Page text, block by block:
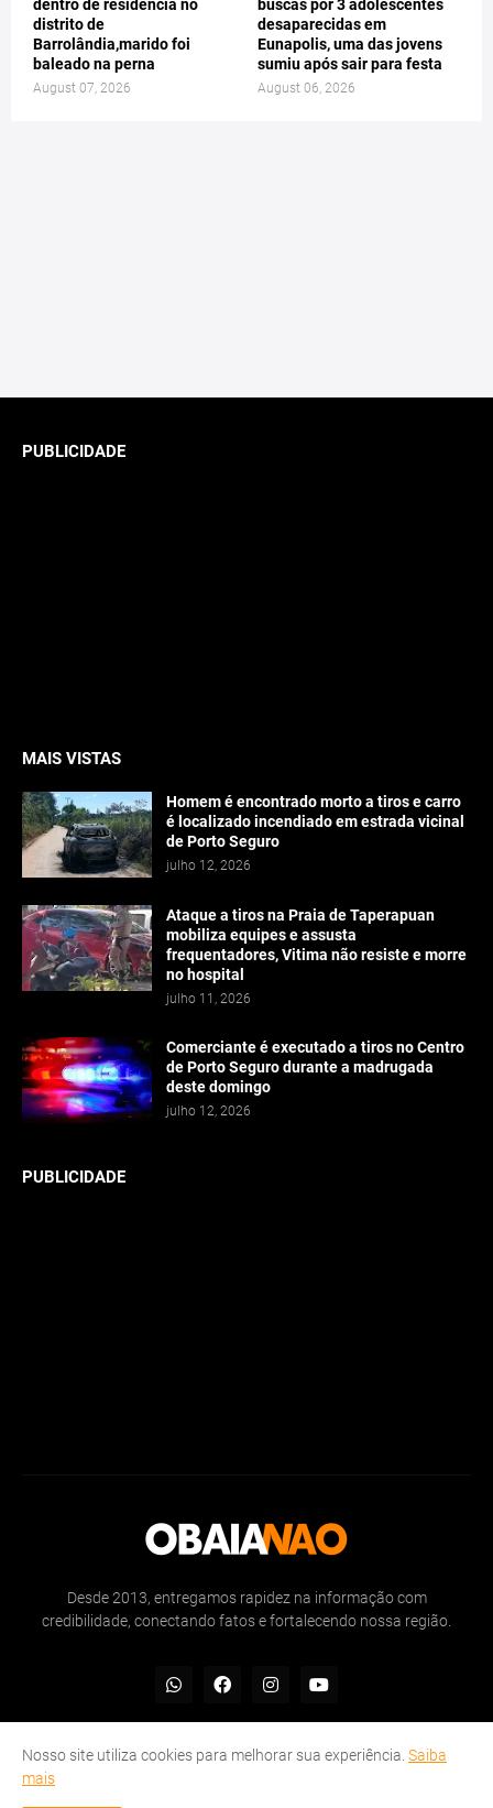
dentro de residência no
distrito de
Barrolândia,marido foi
baleado na perna
August 07, 2026
buscas por 3 adolescentes
desaparecidas em
Eunapolis, uma das jovens
sumiu após sair para festa
August 06, 2026
PUBLICIDADE
MAIS VISTAS
Homem é encontrado morto a tiros e carro
é localizado incendiado em estrada vicinal
de Porto Seguro
julho 12, 2026
Ataque a tiros na Praia de Taperapuan
mobiliza equipes e assusta
frequentadores, Vitima não resiste e morre
no hospital
julho 11, 2026
Comerciante é executado a tiros no Centro
de Porto Seguro durante a madrugada
deste domingo
julho 12, 2026
PUBLICIDADE
Desde 2013, entregamos rapidez na informação com
credibilidade, conectando fatos e fortalecendo nossa região.
Inicio
Nosso site utiliza cookies para melhorar sua experiência. Saiba
mais